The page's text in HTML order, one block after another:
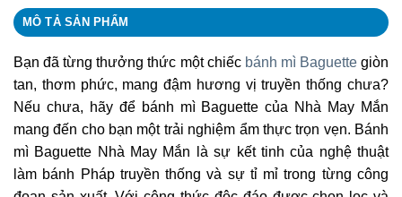
MÔ TẢ SẢN PHẨM
Bạn đã từng thưởng thức một chiếc bánh mì Baguettegiòn
tan, thơm phức, mang đậm hương vị truyền thống chưa?
Nếu chưa, hãy để bánh mì Baguette của Nhà May Mắn
mang đến cho bạn một trải nghiệm ẩm thực trọn vẹn. Bánh
mì Baguette Nhà May Mắn là sự kết tinh của nghệ thuật
làm bánh Pháp truyền thống và sự tỉ mỉ trong từng công